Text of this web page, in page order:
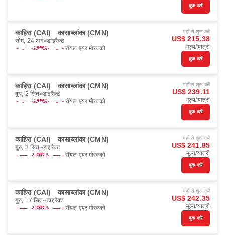
बुक करें
काहिरा (CAI) कासाब्लांका (CMN)
सोम, 24 अग॰ डाइरैक्ट
रॉयल एयर मोरक्को
यहाँ से शुरू करें
US$ 215.38
मूल्य/यात्री
बुक करें
काहिरा (CAI) कासाब्लांका (CMN)
बुध, 2 सित॰ डाइरैक्ट
रॉयल एयर मोरक्को
यहाँ से शुरू करें
US$ 239.11
मूल्य/यात्री
बुक करें
काहिरा (CAI) कासाब्लांका (CMN)
गुरु, 3 सित॰ डाइरैक्ट
रॉयल एयर मोरक्को
यहाँ से शुरू करें
US$ 241.85
मूल्य/यात्री
बुक करें
काहिरा (CAI) कासाब्लांका (CMN)
गुरु, 17 सित॰ डाइरैक्ट
रॉयल एयर मोरक्को
यहाँ से शुरू करें
US$ 242.35
मूल्य/यात्री
बुक करें